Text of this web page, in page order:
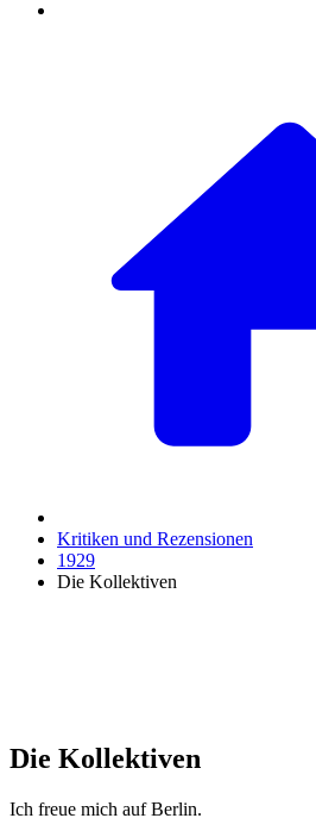
Kritiken und Rezensionen
1929
Die Kollektiven
Die Kollektiven
Ich freue mich auf Berlin.